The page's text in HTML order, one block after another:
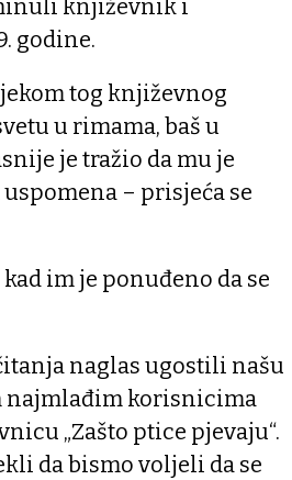
književnik i
godine.
tog književnog
u rimama, baš u
je tražio da mu je
– prisjeća se
im je ponuđeno da se
naglas ugostili našu
najmlađim korisnicima
„Zašto ptice pjevaju“.
da bismo voljeli da se